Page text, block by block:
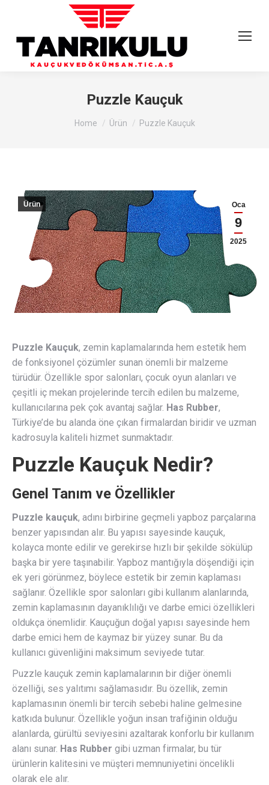
Puzzle Kauçuk
You are here:
Home Ürün Puzzle Kauçuk
Oca
9
2025
Ürün
Puzzle Kauçuk, zemin kaplamalarında hem estetik hem
de fonksiyonel çözümler sunan önemli bir malzeme
türüdür. Özellikle spor salonları, çocuk oyun alanları ve
çeşitli iç mekan projelerinde tercih edilen bu malzeme,
kullanıcılarına pek çok avantaj sağlar. Has Rubber,
Türkiye’de bu alanda öne çıkan firmalardan biridir ve uzman
kadrosuyla kaliteli hizmet sunmaktadır.
Puzzle Kauçuk Nedir?
Genel Tanım ve Özellikler
Puzzle kauçuk, adını birbirine geçmeli yapboz parçalarına
benzer yapısından alır. Bu yapısı sayesinde kauçuk,
kolayca monte edilir ve gerekirse hızlı bir şekilde sökülüp
başka bir yere taşınabilir. Yapboz mantığıyla döşendiği için
ek yeri görünmez, böylece estetik bir zemin kaplaması
sağlanır. Özellikle spor salonları gibi kullanım alanlarında,
zemin kaplamasının dayanıklılığı ve darbe emici özellikleri
oldukça önemlidir. Kauçuğun doğal yapısı sayesinde hem
darbe emici hem de kaymaz bir yüzey sunar. Bu da
kullanıcı güvenliğini maksimum seviyede tutar.
Puzzle kauçuk zemin kaplamalarının bir diğer önemli
özelliği, ses yalıtımı sağlamasıdır. Bu özellik, zemin
kaplamasının önemli bir tercih sebebi haline gelmesine
katkıda bulunur. Özellikle yoğun insan trafiğinin olduğu
alanlarda, gürültü seviyesini azaltarak konforlu bir kullanım
alanı sunar. Has Rubber gibi uzman firmalar, bu tür
ürünlerin kalitesini ve müşteri memnuniyetini öncelikli
olarak ele alır.